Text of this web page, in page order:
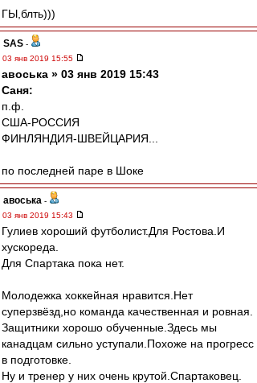
ГЫ,блть)))
SAS -
03 янв 2019 15:55
авоська » 03 янв 2019 15:43
Саня:
п.ф.
США-РОССИЯ
ФИНЛЯНДИЯ-ШВЕЙЦАРИЯ...
по последней паре в Шоке
авоська -
03 янв 2019 15:43
Гулиев хороший футболист.Для Ростова.И
хускореда.
Для Спартака пока нет.
Молодежка хоккейная нравится.Нет
суперзвёзд,но команда качественная и ровная.
Защитники хорошо обученные.Здесь мы
канадцам сильно уступали.Похоже на прогресс
в подготовке.
Ну и тренер у них очень крутой.Спартаковец.